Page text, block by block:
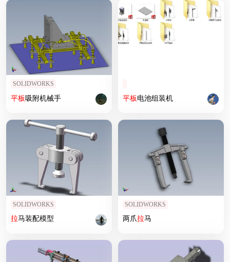
SOLIDWORKS
平板吸附机械手 平板电池组装机
SOLIDWORKS
拉马装配模型
SOLIDWORKS
两爪拉马